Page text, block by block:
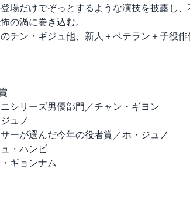
場だけでぞっとするような演技を披露し
の渦に巻き込む。
チン・ギジュ他、新人＋ベテラン＋子役
シリーズ男優部門／チャン・ギヨン
ュノ
ーが選んだ今年の役者賞／ホ・ジュノ
・ハンビ
ギョンナム